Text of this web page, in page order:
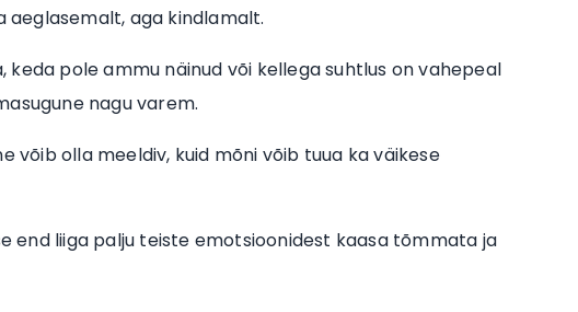
aga kindlamalt.
pole ammu näinud või kellega suhtlus on vahepeal
nagu varem.
võib olla meeldiv, kuid mõni võib tuua ka väikese
end liiga palju teiste emotsioonidest kaasa tõmmata ja